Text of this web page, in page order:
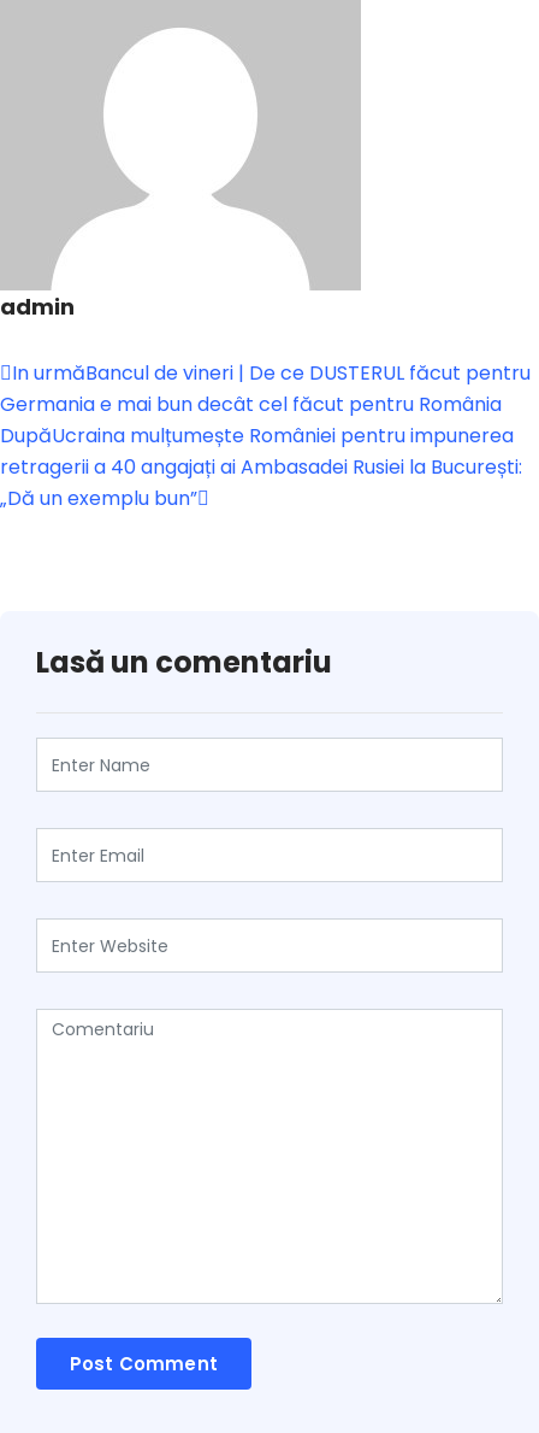
admin
In urmăBancul de vineri | De ce DUSTERUL făcut pentru
Germania e mai bun decât cel făcut pentru România
DupăUcraina mulțumește României pentru impunerea
retragerii a 40 angajați ai Ambasadei Rusiei la București:
„Dă un exemplu bun”
Lasă un comentariu